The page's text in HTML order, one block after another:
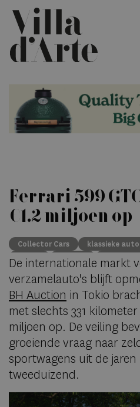
Ferrari 599
€1,2 miljoen op
Collector Cars klassieke
Ferrari
Porsche Alfa
De internationale markt
verzamelauto's blijft
BH Auction in Tokio
met slechts 331
miljoen op. De veiling
groeiende vraag naar
sportwagens uit de jaren
tweeduizend.